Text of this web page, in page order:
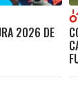
2026 DE